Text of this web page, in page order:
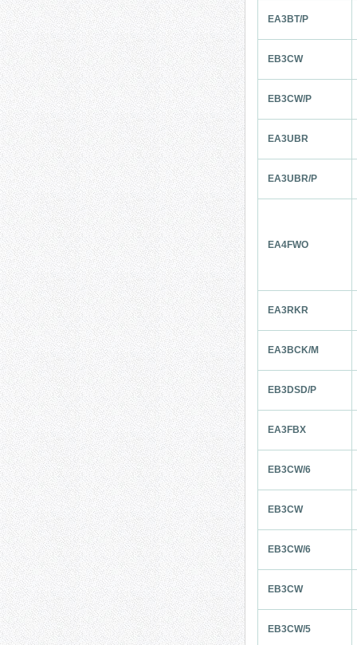
EA3BT/P
EB3CW
EB3CW/P
EA3UBR
EA3UBR/P
EA4FWO
EA3RKR
EA3BCK/M
EB3DSD/P
EA3FBX
EB3CW/6
EB3CW
EB3CW/6
EB3CW
EB3CW/5